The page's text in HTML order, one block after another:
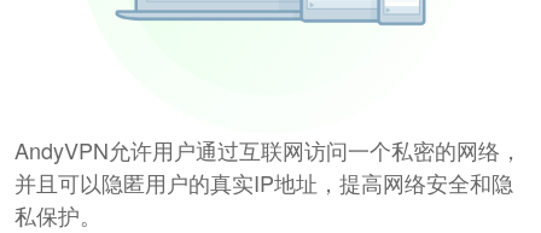
AndyVPN允许用户通过互联网访问一个私密的网络，
并且可以隐匿用户的真实IP地址，提高网络安全和隐
私保护。